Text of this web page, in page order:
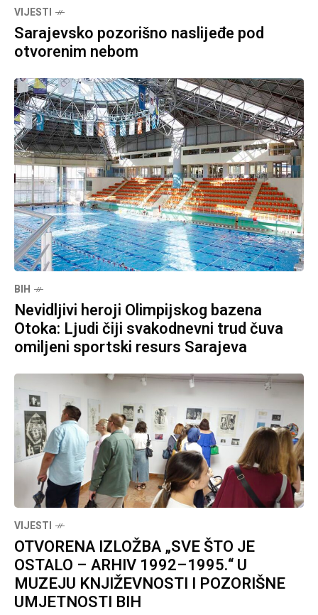
VIJESTI
Sarajevsko pozorišno naslijeđe pod
otvorenim nebom
BIH
Nevidljivi heroji Olimpijskog bazena
Otoka: Ljudi čiji svakodnevni trud čuva
omiljeni sportski resurs Sarajeva
VIJESTI
OTVORENA IZLOŽBA „SVE ŠTO JE
OSTALO – ARHIV 1992–1995.“ U
MUZEJU KNJIŽEVNOSTI I POZORIŠNE
UMJETNOSTI BIH